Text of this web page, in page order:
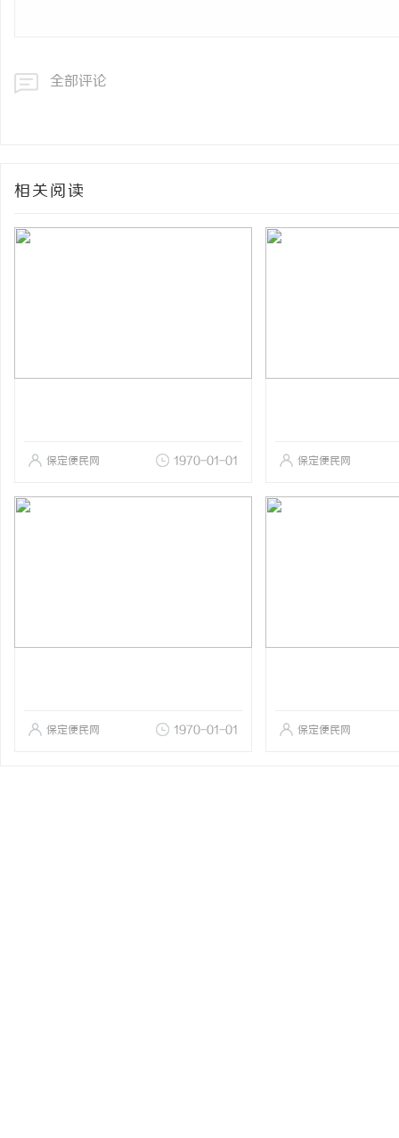
全部评论
相关阅读
保定便民网 1970-01-01 保定便民网
保定便民网 1970-01-01 保定便民网